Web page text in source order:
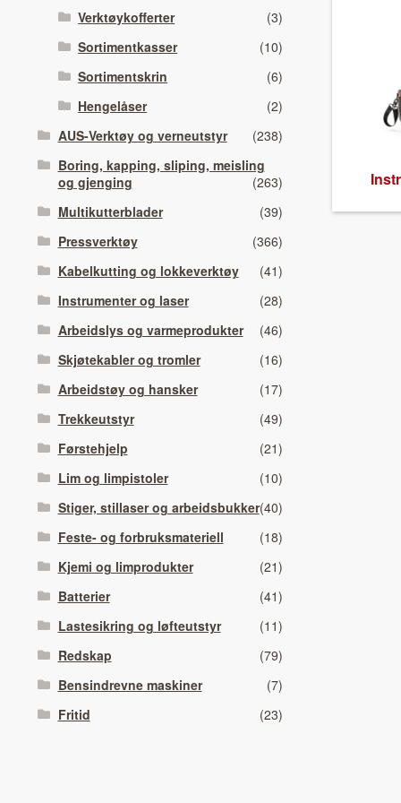
Verktøykofferter
(3)
Sortimentkasser
(10)
Sortimentskrin
(6)
Hengelåser
(2)
AUS-Verktøy og verneutstyr
(238)
Boring, kapping, sliping, meisling
og gjenging
(263)
Multikutterblader
(39)
Pressverktøy
(366)
Kabelkutting og lokkeverktøy
(41)
Instrumenter og laser
(28)
Arbeidslys og varmeprodukter
(46)
Skjøtekabler og tromler
(16)
Arbeidstøy og hansker
(17)
Trekkeutstyr
(49)
Førstehjelp
(21)
Lim og limpistoler
(10)
Stiger, stillaser og arbeidsbukker(40)
Feste- og forbruksmateriell
(18)
Kjemi og limprodukter
(21)
Batterier
(41)
Lastesikring og løfteutstyr
(11)
Redskap
(79)
Bensindrevne maskiner
(7)
Fritid
(23)